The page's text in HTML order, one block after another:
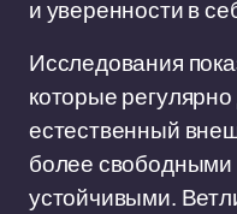
и уверенности в
Исследования
которые
естественный
более свободными
устойчивыми.